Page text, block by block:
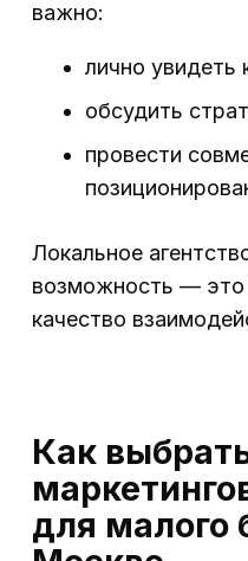
важно:
лично увидеть
обсудить
провести
Локальное
возможность —
качество
Как
для малого